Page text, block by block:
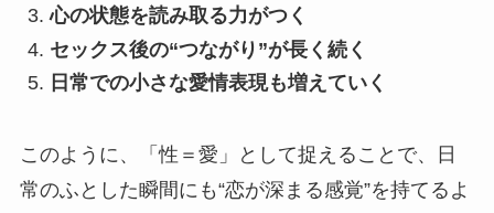
心の状態を読み取る力がつく
セックス後の“つながり”が長く続く
日常での小さな愛情表現も増えていく
このように、「性＝愛」として捉えることで、日
常のふとした瞬間にも“恋が深まる感覚”を持てるよ